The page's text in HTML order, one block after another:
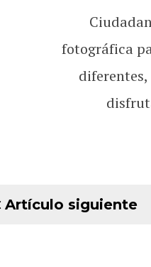
fotográfica
Artículo siguiente